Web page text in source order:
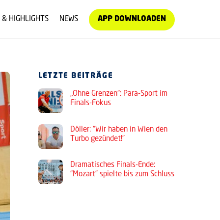
& HIGHLIGHTS NEWS APP DOWNLOADEN
LETZTE BEITRÄGE
„Ohne Grenzen“: Para-Sport im
Finals-Fokus
Döller: “Wir haben in Wien den
Turbo gezündet!”
Dramatisches Finals-Ende:
“Mozart” spielte bis zum Schluss